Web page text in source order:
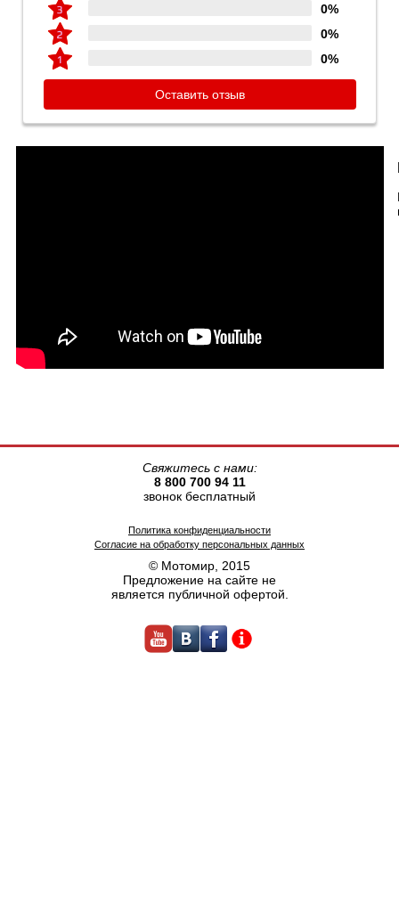
0%
0%
0%
Оставить отзыв
© Мотомир, 2015
Предложение на сайте не
является публичной офертой.
Политика конфиденциальности
Согласие на обработку персональных данных
Свяжитесь с нами:
8 800 700 94 11
звонок бесплатный